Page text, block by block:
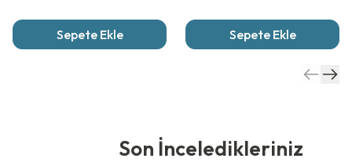
Sepete Ekle Sepete Ekle
Son İnceledikleriniz